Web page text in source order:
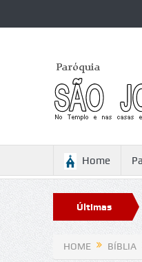
Home
Últimas
Notícias
Reflexão para a
HOME BÍBLIA